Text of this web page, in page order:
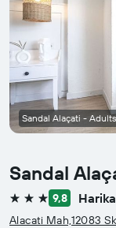
Sandal
3 yıldız 9,8 Harika
Alacati Mah,12083
Sandal Alaçati -